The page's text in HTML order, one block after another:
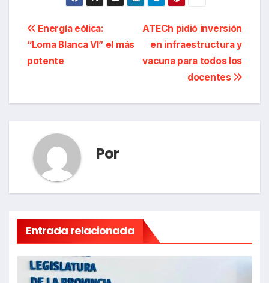
Navegación
de
ATECh pidió inversión
en infraestructura y
vacuna para todos los
docentes
Energía eólica:
“Loma Blanca VI” el más
potente
Por
Entrada relacionada